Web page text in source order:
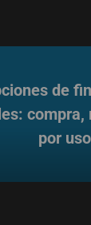
de
compra,
por